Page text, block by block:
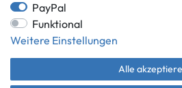
*Alle Preise inkl. gesetzlicher MwSt.,
** gilt für Lieferungen innerhalb
Länder entnehmen Sie bitte der
© Game World 2026 | Alle
PayPal
Funktional
Weitere Einstellungen
Alle